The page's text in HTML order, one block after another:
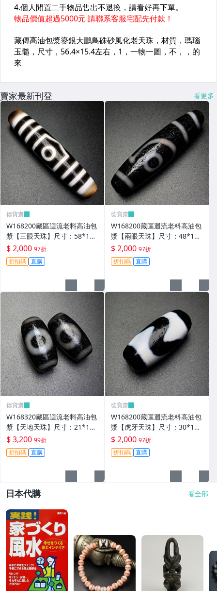
賣家最新刊登 看更多
德寶齋
W168200藏區迴流老料高油包
漿【三眼天珠】尺寸：58*13
毫米 重量15.2克馬蹄清紋晰 天
珠 瑪瑙 文玩【德寶齋】499
$ 2,000 97折
折扣碼 直購
德寶齋
W168200藏區迴流老料高油包
漿【兩眼天珠】尺寸：48*12
毫米 重量11克圖騰清晰流暢
天珠 瑪瑙 文玩【德寶齋】498
$ 2,000 97折
折扣碼 直購
德寶齋
W168320藏區迴流老料高油包
漿【天地天珠】尺寸：21*11
毫米 重量8.3克天圓地方， 天
珠 瑪瑙 文玩【德寶齋】999
$ 3,200 99折
折扣碼 直購
德寶齋
W168200藏區迴流老料高油包
漿【虎牙天珠】尺寸：30*13
毫米 重量8.8克一顆可以改 天
珠 瑪瑙 文玩【德寶齋】497
$ 2,000 97折
折扣碼 直購
日本代購 看全部